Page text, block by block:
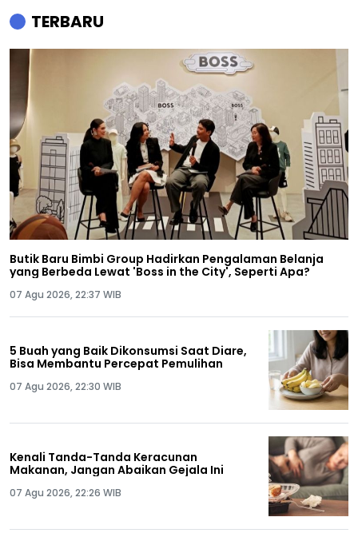
TERBARU
Butik Baru Bimbi Group Hadirkan Pengalaman Belanja
yang Berbeda Lewat 'Boss in the City', Seperti Apa?
07 Agu 2026, 22:37 WIB
5 Buah yang Baik Dikonsumsi Saat Diare,
Bisa Membantu Percepat Pemulihan
07 Agu 2026, 22:30 WIB
Kenali Tanda-Tanda Keracunan
Makanan, Jangan Abaikan Gejala Ini
07 Agu 2026, 22:26 WIB